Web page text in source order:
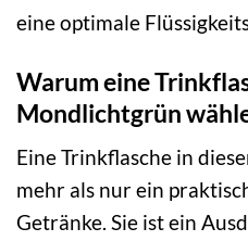
eine optimale
Warum eine
Mondlichtgrün
Eine Trinkflasche in
mehr als nur ein
Getränke. Sie ist ein